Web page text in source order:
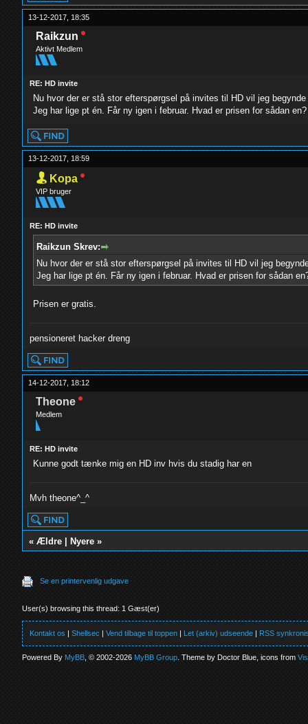
13-12-2017, 18:35
Raikzun
Aktivt Medlem
RE: HD invite
Nu hvor der er stå stor efterspørgsel på invites til HD vil jeg
Jeg har lige pt én. Får ny igen i februar. Hvad er prisen for sådan en?
13-12-2017, 18:59
Kopa
VIP bruger
RE: HD invite
Raikzun Skrev:
Nu hvor der er stå stor efterspørgsel på invites til HD vil jeg
Jeg har lige pt én. Får ny igen i februar. Hvad er prisen for sådan
Prisen er gratis.
pensioneret hacker dreng
14-12-2017, 18:12
Theone
Medlem
RE: HD invite
Kunne godt tænke mig en HD inv hvis du stadig har en
Mvh theone^_^
«Ældre Nyere »
Se en printervenlig udgave
User(s) browsing this thread: 1 Gæst(er)
Kontakt os |Shellsec |Vend tilbage til toppen | Let (arkiv) udseende | RSS
Powered ByMyBB , © 2002-2026MyBB Group . Theme by Doctor Blue, icons from